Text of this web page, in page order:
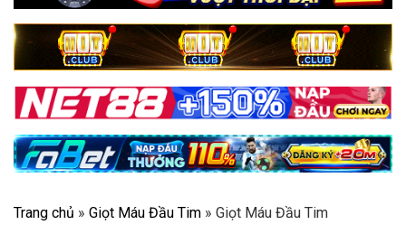
Trang chủ » Giọt Máu Đầu Tim » Giọt Máu Đầu Tim